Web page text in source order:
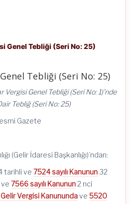
Genel Tebliği (Seri No: 25)
Tebliği (Seri No: 25)
Genel Tebliği (Seri No: 1)’nde
Tebliğ (Seri No: 25)
Gazete
(Gelir İdaresi Başkanlığı)’ndan:
tarihli ve 7524 sayılı Kanunun 32
7566 sayılı Kanunun2 nci
Gelir Vergisi Kanunundave 5520